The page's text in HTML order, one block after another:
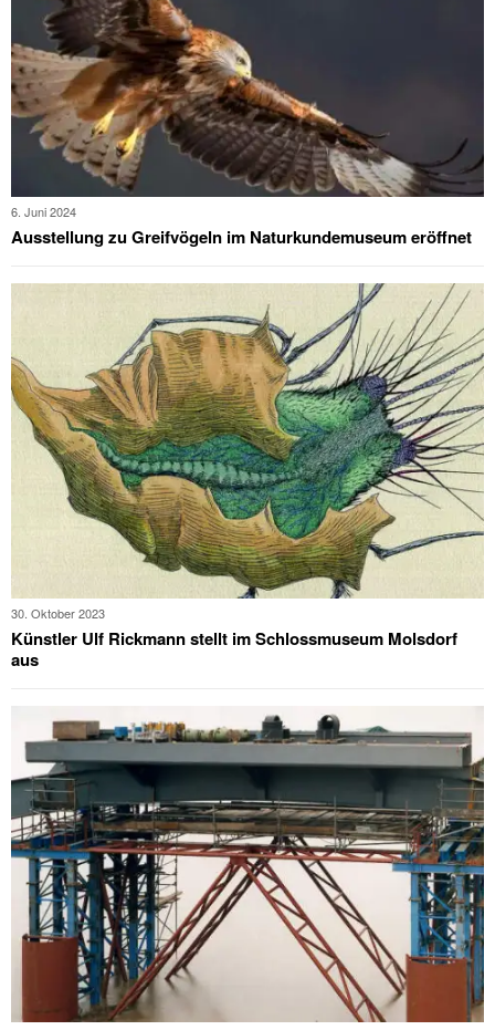
6. Juni 2024
Ausstellung zu Greifvögeln im Naturkundemuseum eröffnet
30. Oktober 2023
Künstler Ulf Rickmann stellt im Schlossmuseum Molsdorf
aus